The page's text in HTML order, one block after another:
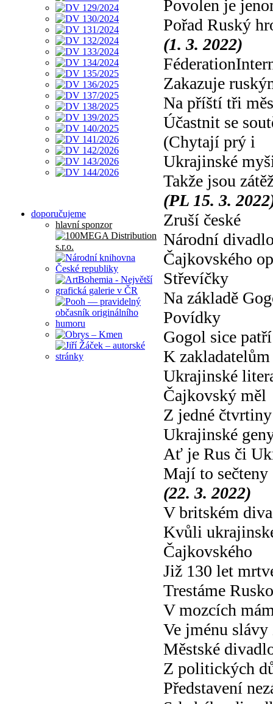
doporučujeme
hlavní sponzor
Povolen je
Pořad Ruský
(1. 3. 2022)
Zakazuje
Na příští tři
Účastnit se
(Chytají prý i
Ukrajinské
Takže jsou
(PL 15. 3.
Zruší české
Národní
Čajkovského
Střevíčky
Na základě
Povídky
Gogol sice patří
K zakladatelům
Ukrajinské
Čajkovský měl
Z jedné čtvrtiny
Ukrajinské
Ať je Rus či
Mají to sečteny
(22. 3. 2022)
V britském
Kvůli
Čajkovského
Již 130 let
Trestáme Rusko
V mozcích
Ve jménu slávy
Městské
Z politických
Představení